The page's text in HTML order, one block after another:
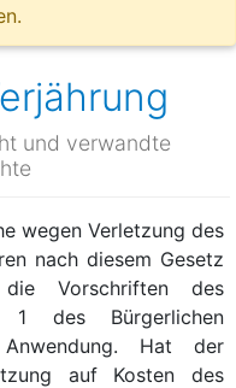
und verwandte
wegen Verletzung des
nach diesem Gesetz
Vorschriften des
des Bürgerlichen
Anwendung. Hat der
auf Kosten des